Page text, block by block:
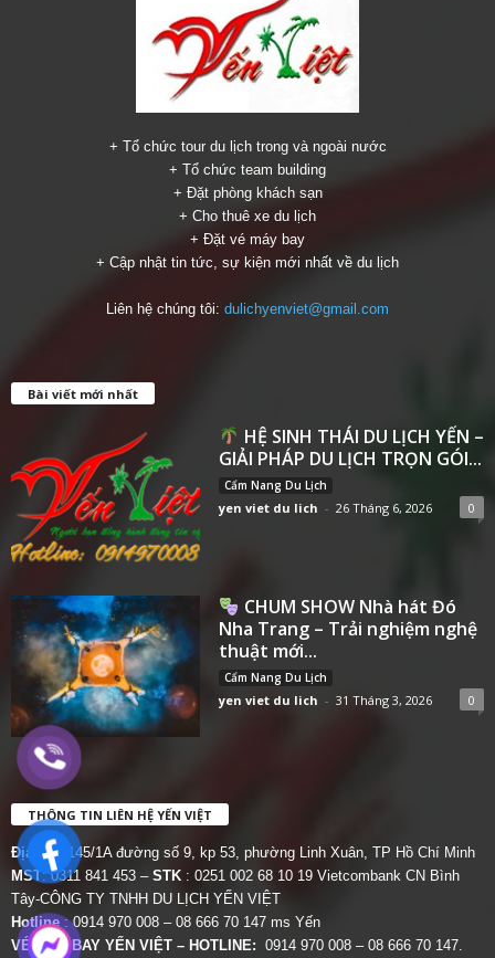
+ Tổ chức tour du lịch trong và ngoài nước
+ Tổ chức team building
+ Đặt phòng khách sạn
+ Cho thuê xe du lịch
+ Đặt vé máy bay
+ Cập nhật tin tức, sự kiện mới nhất về du lịch
Liên hệ chúng tôi: dulichyenviet@gmail.com
Bài viết mới nhất
HỆ SINH THÁI DU LỊCH YẾN –
GIẢI PHÁP DU LỊCH TRỌN GÓI...
Cẩm Nang Du Lịch
yen viet du lich - 26 Tháng 6, 2026 0
CHUM SHOW Nhà hát Đó
Nha Trang – Trải nghiệm nghệ
thuật mới...
Cẩm Nang Du Lịch
yen viet du lich - 31 Tháng 3, 2026 0
THÔNG TIN LIÊN HỆ YẾN VIỆT
Địa chỉ:
145/1A đường số 9, kp 53, phường Linh Xuân, TP Hồ Chí Minh
MST: 0311 841 453 – STK : 0251 002 68 10 19 Vietcombank CN Bình
Tây-CÔNG TY TNHH DU LỊCH YẾN VIỆT
Hotline: 0914 970 008 – 08 666 70 147 ms Yến
VÉ MÁY BAY YẾN VIỆT – HOTLINE: 0914 970 008 – 08 666 70 147.